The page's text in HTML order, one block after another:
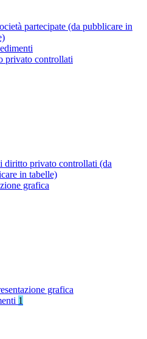
partecipate (da pubblicare in
privato controllati
diritto privato controllati (da
in tabelle)
grafica
grafica
1